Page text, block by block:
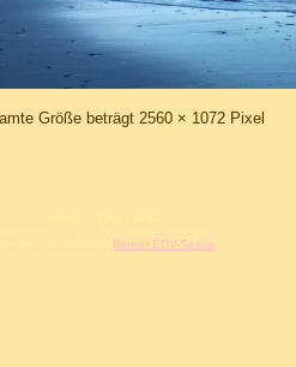
Größe beträgt 2560 × 1072Pixel
Binner EDV-Serive